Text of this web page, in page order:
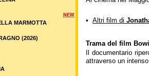
• Altri film di
Trama del film
Il documentario
attraverso un
NEW
MARMOTTA
(2026)